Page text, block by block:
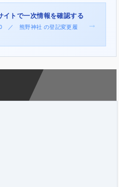
イトで一次情報を確認する
／ 熊野神社 の登記変更履
→